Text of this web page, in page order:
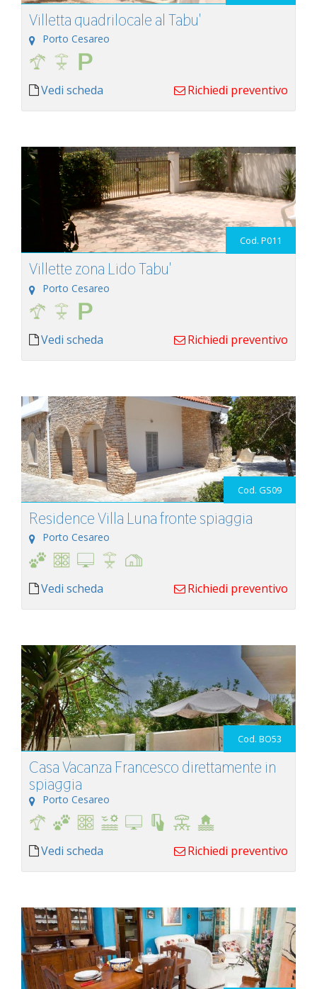
Villetta quadrilocale al Tabu'
Porto Cesareo
Vedi scheda Richiedi preventivo
Cod. P011
Villette zona Lido Tabu'
Porto Cesareo
Vedi scheda Richiedi preventivo
Cod. GS09
Residence Villa Luna fronte spiaggia
Porto Cesareo
Vedi scheda Richiedi preventivo
Cod. BO53
Casa Vacanza Francesco direttamente in
spiaggia
Porto Cesareo
Vedi scheda Richiedi preventivo